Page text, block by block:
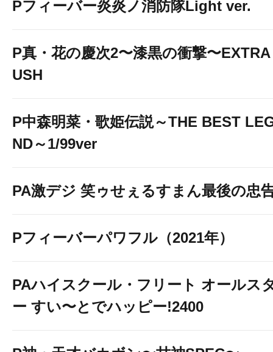
Pフィーバー炎炎ノ消防隊Light ver.
P真・花の慶次2〜漆黒の衝撃〜EXTRA
USH
P中森明菜・歌姫伝説～THE BEST
ND～1/99ver
PA激デジ 笑ゥせぇるすまん最後の忠
Pフィーバーパワフル（2021年）
PAハイスクール・フリート オールス
ー すい〜とでハッピー!2400